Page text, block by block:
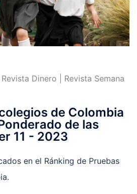
Revista Dinero | Revista Semana
de Colombia
de las
11 - 2023
en el Ránking de Pruebas